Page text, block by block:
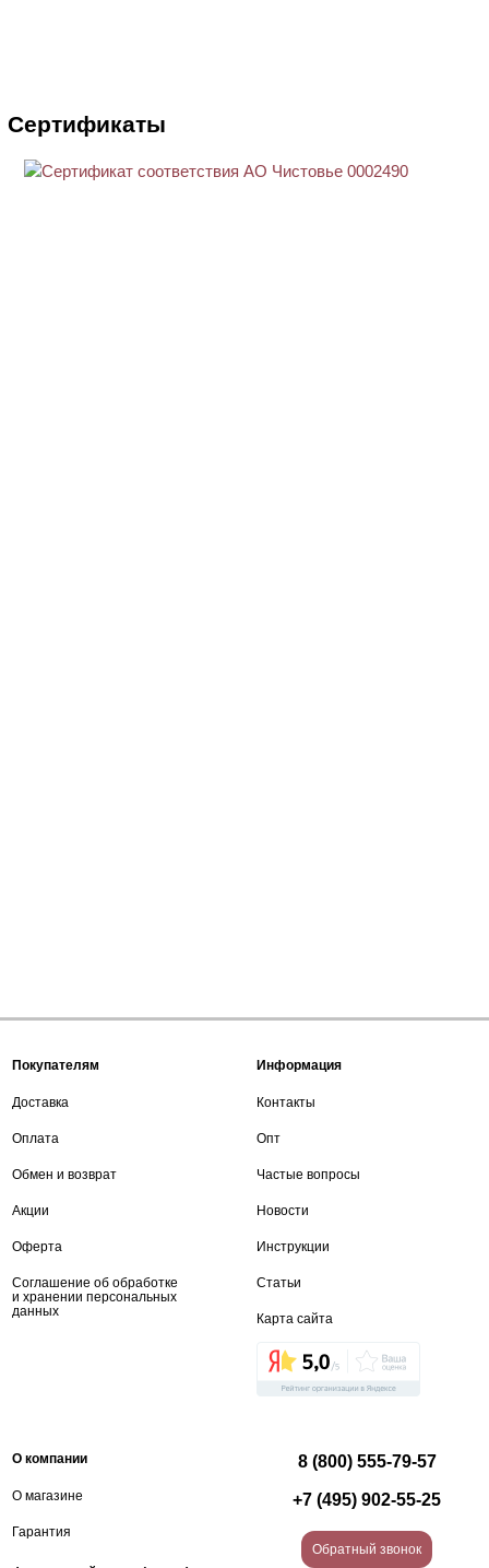
Сертификаты
Покупателям
Доставка
Оплата
Обмен и возврат
Акции
Оферта
Соглашение об обработке
и хранении персональных
данных
Информация
Контакты
Опт
Частые вопросы
Новости
Инструкции
Статьи
Карта сайта
О компании
О магазине
Гарантия
8 (800) 555-79-57
+7 (495) 902-55-25
Обратный звонок